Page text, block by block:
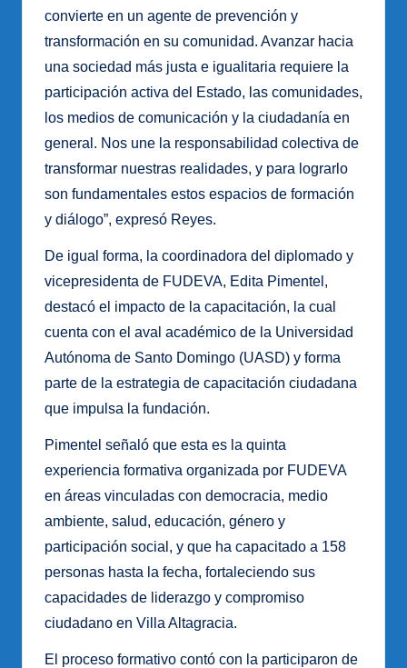
convierte en un agente de prevención y
transformación en su comunidad. Avanzar hacia
una sociedad más justa e igualitaria requiere la
participación activa del Estado, las comunidades,
los medios de comunicación y la ciudadanía en
general. Nos une la responsabilidad colectiva de
transformar nuestras realidades, y para lograrlo
son fundamentales estos espacios de formación
y diálogo”, expresó Reyes.
De igual forma, la coordinadora del diplomado y
vicepresidenta de FUDEVA, Edita Pimentel,
destacó el impacto de la capacitación, la cual
cuenta con el aval académico de la Universidad
Autónoma de Santo Domingo (UASD) y forma
parte de la estrategia de capacitación ciudadana
que impulsa la fundación.
Pimentel señaló que esta es la quinta
experiencia formativa organizada por FUDEVA
en áreas vinculadas con democracia, medio
ambiente, salud, educación, género y
participación social, y que ha capacitado a 158
personas hasta la fecha, fortaleciendo sus
capacidades de liderazgo y compromiso
ciudadano en Villa Altagracia.
El proceso formativo contó con la participaron de